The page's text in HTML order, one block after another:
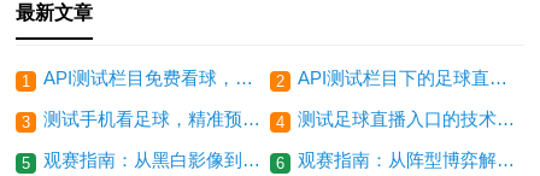
最新文章
1 API测试栏目免费看球，聚焦姆巴佩的转型之痛 2 API测试栏目下的足球直播，老王的深夜看球记忆
3 测试手机看足球，精准预测五大联赛冷门场次 4 测试足球直播入口的技术架构与观赛体验优化路径
5 观赛指南：从黑白影像到免费直播的足球时代变迁 6 观赛指南：从阵型博弈解读足球比赛直播的胜负密码